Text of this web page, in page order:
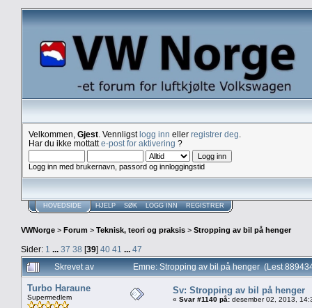
Velkommen, Gjest . Vennligstlogg inn eller registrer deg
Har du ikke mottatte-post for aktivering ?
Logg inn med brukernavn, passord og innloggingstid
HOVEDSIDE HJELP SØK LOGG INN REGISTRER
VWNorge > Forum > Teknisk, teori og praksis > Stropping av bil på henger
Sider: 1 ... 37 38 [39] 40 41 ... 47
Skrevet av
Emne: Stropping av bil på henger (Lest
Turbo Haraune
Supermedlem
Sv: Stropping av bil på henger
« Svar #1140 på: desember 02, 2013,